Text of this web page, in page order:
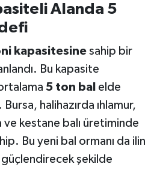
Alanda 5
kapasitesinesahip bir
Bu kapasite
5 ton bal elde
halihazırda ıhlamur,
ve kestane balı üretiminde
Bu yeni bal ormanı da ilin
şekilde